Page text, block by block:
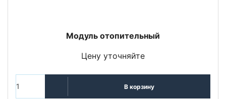
Модуль отопительный
Цену уточняйте
В корзину